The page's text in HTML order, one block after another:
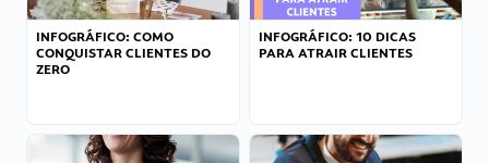
INFOGRÁFICO: COMO
CONQUISTAR CLIENTES DO
ZERO
INFOGRÁFICO: 10 DICAS
PARA ATRAIR CLIENTES